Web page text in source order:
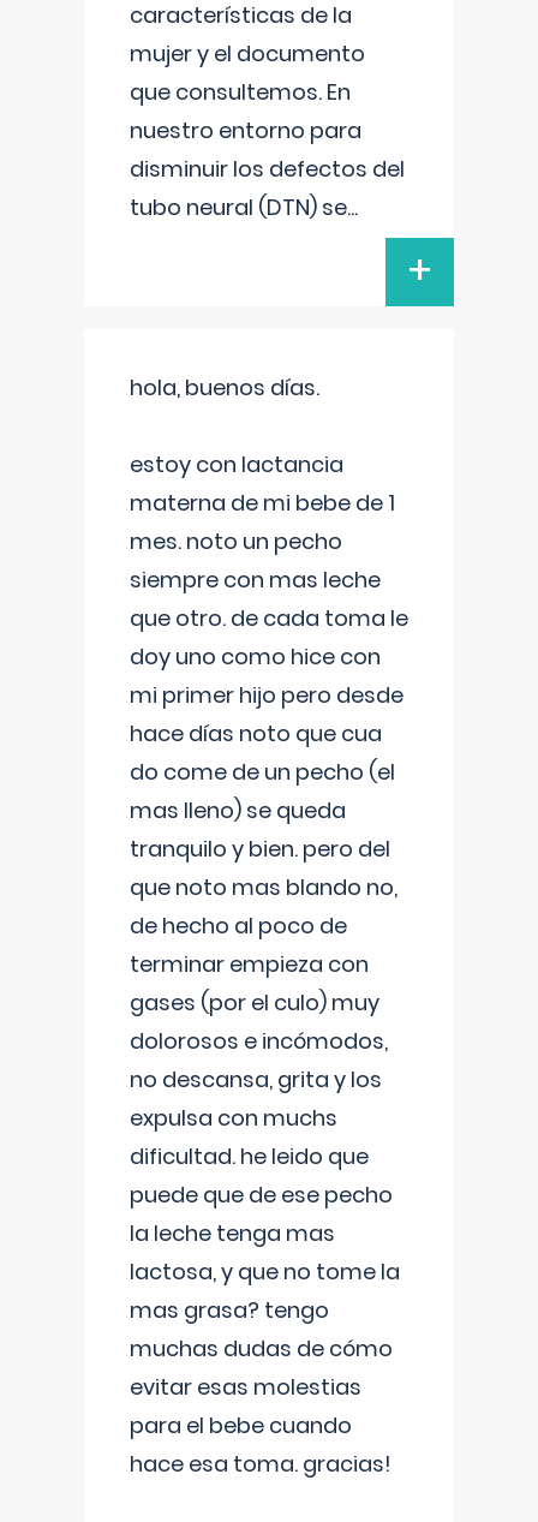
características de la
mujer y el documento
que consultemos. En
nuestro entorno para
disminuir los defectos del
tubo neural (DTN) se...
+
hola, buenos días.
estoy con lactancia
materna de mi bebe de 1
mes. noto un pecho
siempre con mas leche
que otro. de cada toma le
doy uno como hice con
mi primer hijo pero desde
hace días noto que cua
do come de un pecho (el
mas lleno) se queda
tranquilo y bien. pero del
que noto mas blando no,
de hecho al poco de
terminar empieza con
gases (por el culo) muy
dolorosos e incómodos,
no descansa, grita y los
expulsa con muchs
dificultad. he leido que
puede que de ese pecho
la leche tenga mas
lactosa, y que no tome la
mas grasa? tengo
muchas dudas de cómo
evitar esas molestias
para el bebe cuando
hace esa toma. gracias!